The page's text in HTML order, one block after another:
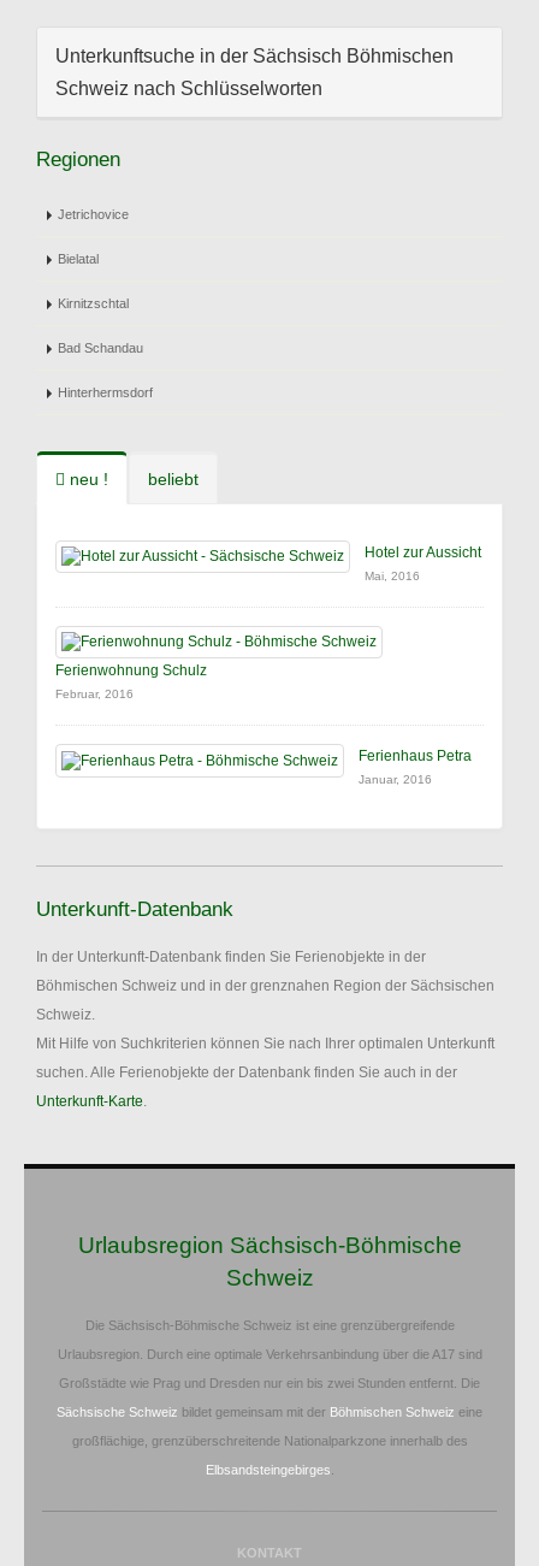
Unterkunftsuche in der Sächsisch Böhmischen
Schweiz nach Schlüsselworten
Regionen
Jetrichovice
Bielatal
Kirnitzschtal
Bad Schandau
Hinterhermsdorf
neu ! beliebt
Hotel zur Aussicht
Mai, 2016
Ferienwohnung Schulz
Februar, 2016
Ferienhaus Petra
Januar, 2016
Unterkunft-Datenbank
In der Unterkunft-Datenbank finden Sie Ferienobjekte in der
Böhmischen Schweiz und in der grenznahen Region der Sächsischen
Schweiz.
Mit Hilfe von Suchkriterien können Sie nach Ihrer optimalen Unterkunft
suchen. Alle Ferienobjekte der Datenbank finden Sie auch in der
Unterkunft-Karte.
Urlaubsregion Sächsisch-Böhmische
Schweiz
Die Sächsisch-Böhmische Schweiz ist eine grenzübergreifende
Urlaubsregion. Durch eine optimale Verkehrsanbindung über die A17 sind
Großstädte wie Prag und Dresden nur ein bis zwei Stunden entfernt. Die
Sächsische Schweiz bildet gemeinsam mit der Böhmischen Schweiz eine
großflächige, grenzüberschreitende Nationalparkzone innerhalb des
Elbsandsteingebirges
KONTAKT